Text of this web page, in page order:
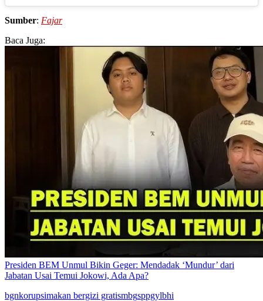
Sumber: Fajar
Baca Juga:
Presiden BEM Unmul Bikin Geger: Mendadak ‘Mundur’ dari
Jabatan Usai Temui Jokowi, Ada Apa?
bgnkorupsimakan bergizi gratismbgsppgylbhi